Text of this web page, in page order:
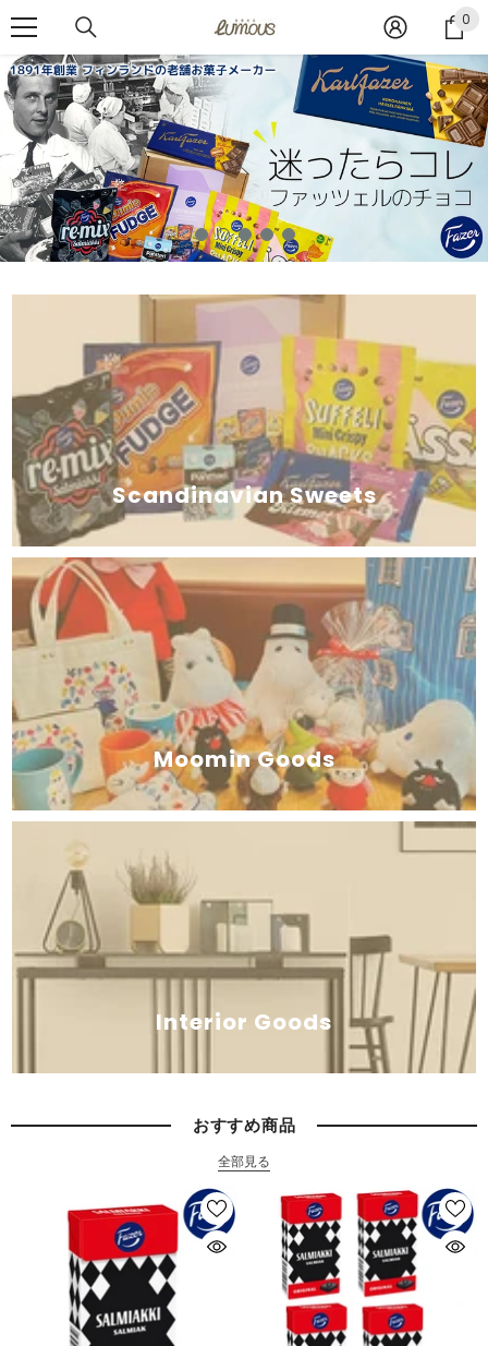
コンテンツへスキップ 0
テ
ム
Scandinavian Sweets
Moomin Goods
Interior Goods
おすすめ商品
全部見る